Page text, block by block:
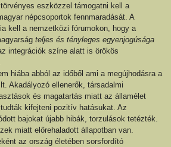
eszközzel támogatni kell a
népcsoportok fennmaradását. A
kell a nemzetközi fórumokon, hogy a
teljes és tényleges egyenjogúsága
integrációk színe alatt is örökös
hiába abból az időből ami a megújhodásra a
Akadályozó ellenerők, társadalmi
és magatartás miatt az államélet
kifejteni pozitív hatásukat. Az
bajokat újabb hibák, torzulások tetézték.
miatt előrehaladott állapotban van.
az ország életében sorsfordító